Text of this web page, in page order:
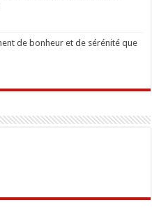
de bonheur et de sérénité que